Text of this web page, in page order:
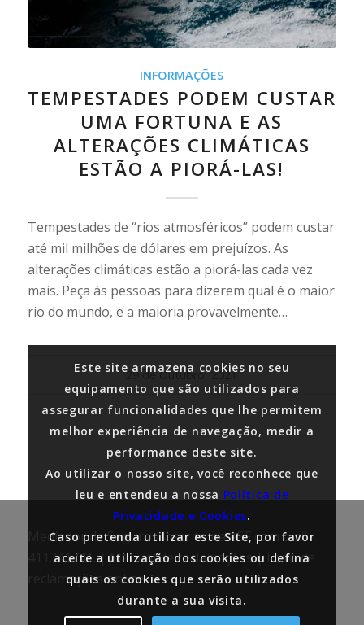
INFORMAÇÕES
TEMPESTADES PODEM CUSTAR
UMA FORTUNA E AS
ALTERAÇÕES CLIMÁTICAS
ESTÃO A PIORÁ-LAS!
Tempestades de “rios atmosféricos” podem custar
até mil milhões de dólares em prejuízos. As
alterações climáticas estão a piorá-las cada vez
mais. Peça às pessoas para dizerem qual é o maior
rio do mundo, e a maioria provavelmente…
29 de Outubro, 2021
Mediador de Seguros inscrito na ASF com o nº
411341741. |Manual de reclamações| Livro de
reclamações online
Este site armazena cookies no seu
equipamento que são utilizados para
assegurar funcionalidades que lhe permitem
melhor experiência de navegação, medir a
performance deste site.
Ao utilizar o nosso site, você reconhece que
leu e entendeu a nossa Política de
Privacidade e Cookies.
Caso pretenda utilizar este Site, por favor
aceite a utilização dos cookies ou defina
quais os cookies que serão utilizados
durante a sua visita.